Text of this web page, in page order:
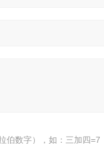
伯数字），如：三加四=7